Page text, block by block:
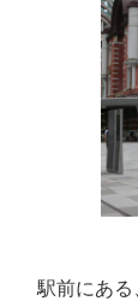
駅前にある